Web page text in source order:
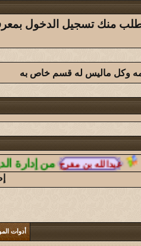
يتطلب منك تسجيل الدخول
وكل ماليس له قسم خاص به
من إدارة
أدوات